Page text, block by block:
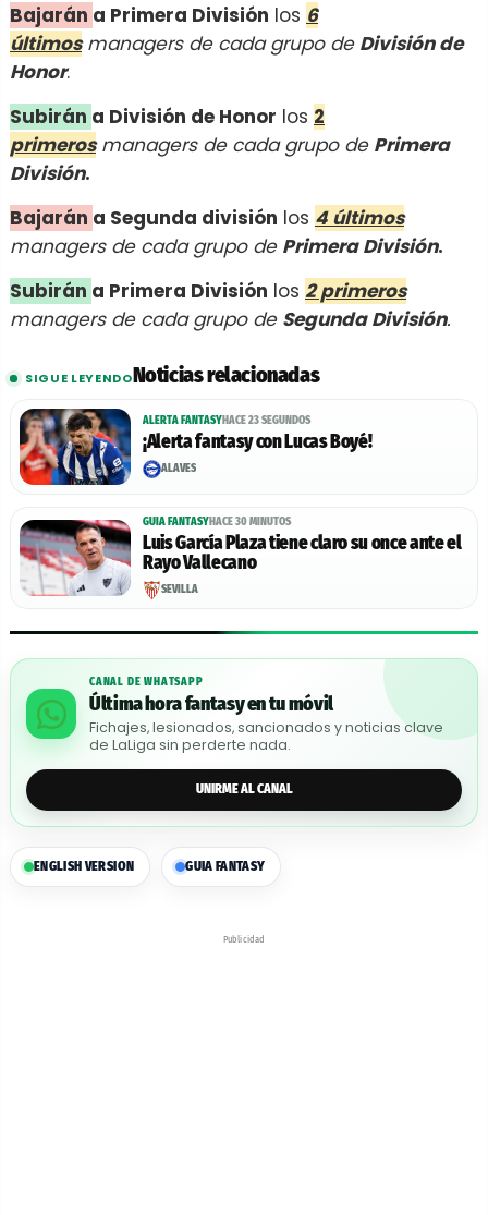
Bajarán a Primera División los 6
últimosmanagers de cada grupo de División de
Honor.
Subirán a División de Honor los 2
primerosmanagers de cada grupo de Primera
División.
Bajarán a Segunda división los 4 últimos
managers de cada grupo de Primera División.
Subirán a Primera División los 2 primeros
managers de cada grupo de Segunda División.
SIGUE LEYENDONoticias relacionadas
ALERTA FANTASYHACE 23 SEGUNDOS
¡Alerta fantasy con Lucas Boyé!
ALAVÉS
GUIA FANTASYHACE 30 MINUTOS
Luis García Plaza tiene claro su once ante el
Rayo Vallecano
SEVILLA
CANAL DE WHATSAPP
Última hora fantasy en tu móvil
Fichajes, lesionados, sancionados y noticias clave
de LaLiga sin perderte nada.
UNIRME AL CANAL
ENGLISH VERSION GUIA FANTASY
Publicidad